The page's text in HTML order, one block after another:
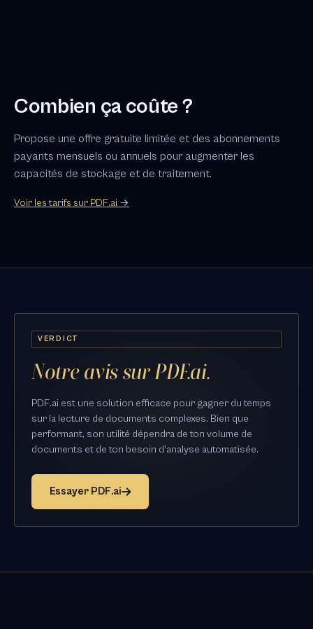
Combien ça coûte ?
Propose une offre gratuite limitée et des abonnements
payants mensuels ou annuels pour augmenter les
capacités de stockage et de traitement.
Voir les tarifs sur PDF.ai →
VERDICT
Notre avis sur PDF.ai.
PDF.ai est une solution efficace pour gagner du temps
sur la lecture de documents complexes. Bien que
performant, son utilité dépendra de ton volume de
documents et de ton besoin d'analyse automatisée.
Essayer PDF.ai